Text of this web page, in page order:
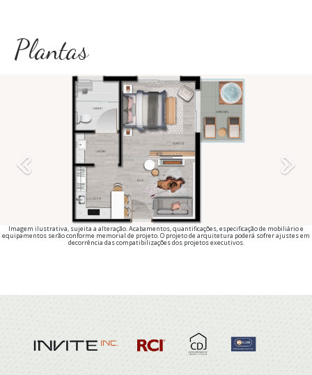
Plantas
Previous
Imagem ilustrativa, sujeita a alteração. Acabamentos, quantificações, especificação de mobiliário e
equipamentos serão conforme memorial de projeto. O projeto de arquitetura poderá sofrer ajustes em
decorrência das compatibilizações dos projetos executivos.